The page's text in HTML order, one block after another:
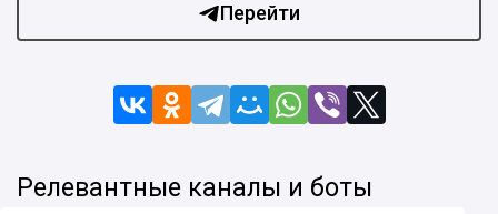
Перейти
Релевантные каналы и боты